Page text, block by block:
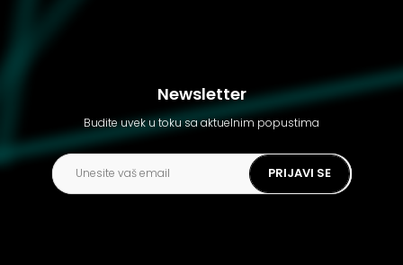
Newsletter
Budite uvek u toku sa aktuelnim popustima
PRIJAVI SE